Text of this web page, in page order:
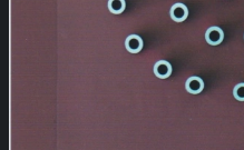
EXPOSITIONS
CONTACTS